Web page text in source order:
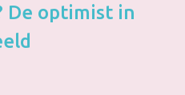
De optimist in